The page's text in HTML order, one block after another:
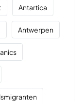
Antartica
Antwerpen